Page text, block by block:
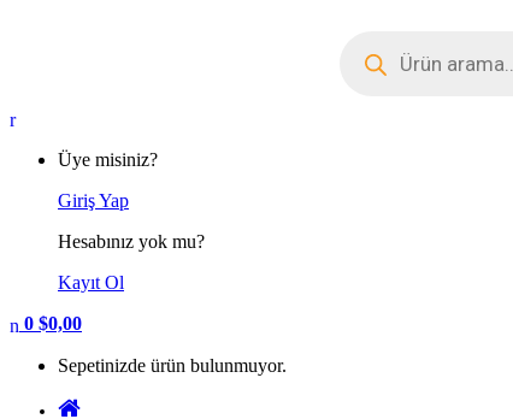
search
My
Üye misiniz?
Giriş Yap
Hesabınız yok mu?
Kayıt Ol
0 $0,00
Sepetinizde ürün bulunmuyor.